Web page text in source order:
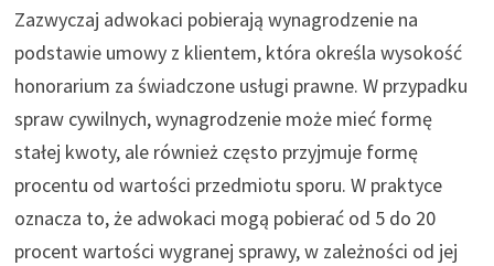
Zazwyczaj adwokaci pobierają wynagrodzenie na
podstawie umowy z klientem, która określa wysokość
honorarium za świadczone usługi prawne. W przypadku
spraw cywilnych, wynagrodzenie może mieć formę
stałej kwoty, ale również często przyjmuje formę
procentu od wartości przedmiotu sporu. W praktyce
oznacza to, że adwokaci mogą pobierać od 5 do 20
procent wartości wygranej sprawy, w zależności od jej